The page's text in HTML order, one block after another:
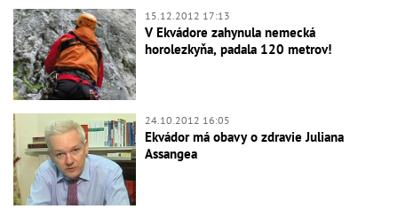
15.12.2012 17:13
V Ekvádore zahynula nemecká
horolezkyňa, padala 120 metrov!
24.10.2012 16:05
Ekvádor má obavy o zdravie Juliana
Assangea